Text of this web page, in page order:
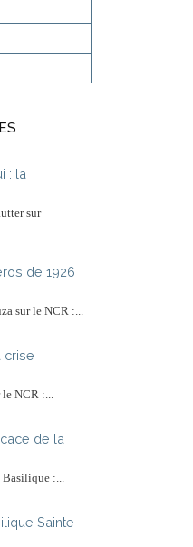
: la
sur
de 1926
sur le NCR :...
crise
NCR :...
de la
:...
Sainte